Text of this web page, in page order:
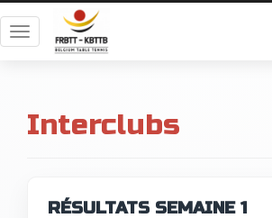
T
Interclubs
RÉSULTATS SEMAINE 1